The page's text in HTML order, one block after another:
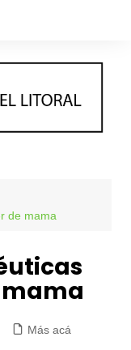
de mama
Más acá